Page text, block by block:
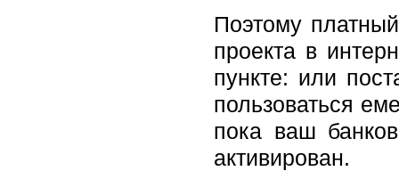
Поэтому
проекта в
пункте: или
пользоваться
пока ваш
активирован.